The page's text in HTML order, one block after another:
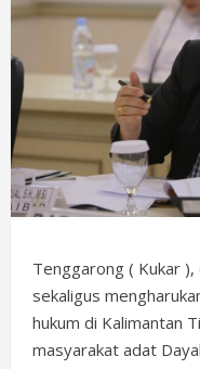
Tenggarong ( Kukar
sekaligus
hukum di Kalimantan
masyarakat adat